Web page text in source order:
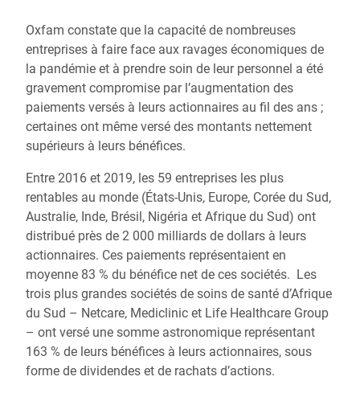
Oxfam constate que la capacité de nombreuses
entreprises à faire face aux ravages économiques de
la pandémie et à prendre soin de leur personnel a été
gravement compromise par l’augmentation des
paiements versés à leurs actionnaires au fil des ans ;
certaines ont même versé des montants nettement
supérieurs à leurs bénéfices.
Entre 2016 et 2019, les 59 entreprises les plus
rentables au monde (États-Unis, Europe, Corée du Sud,
Australie, Inde, Brésil, Nigéria et Afrique du Sud) ont
distribué près de 2 000 milliards de dollars à leurs
actionnaires. Ces paiements représentaient en
moyenne 83 % du bénéfice net de ces sociétés. Les
trois plus grandes sociétés de soins de santé d’Afrique
du Sud – Netcare, Mediclinic et Life Healthcare Group
– ont versé une somme astronomique représentant
163 % de leurs bénéfices à leurs actionnaires, sous
forme de dividendes et de rachats d’actions.